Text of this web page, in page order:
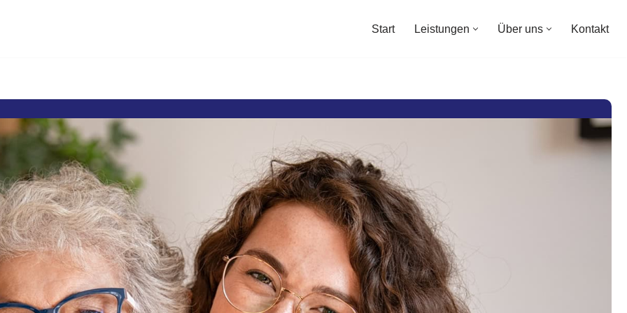
Start Leistungen Über uns Kontakt